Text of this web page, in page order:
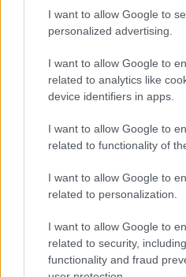
I want to allow Google to
personalized advertising.
I want to allow Google to
related to analytics like
device identifiers in apps.
I want to allow Google to
related to functionality of
I want to allow Google to
related to personalization.
I want to allow Google to
related to security,
functionality and fraud
Polgármester lenne egy
pcwplus.hu| 2024.06.18 20:28
A VIC nevű chatbot egy